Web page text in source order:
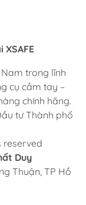
trong lĩnh
cụ cầm tay –
chính hãng.
tư Thành phố
reserved
Duy
Thuận, TP Hồ